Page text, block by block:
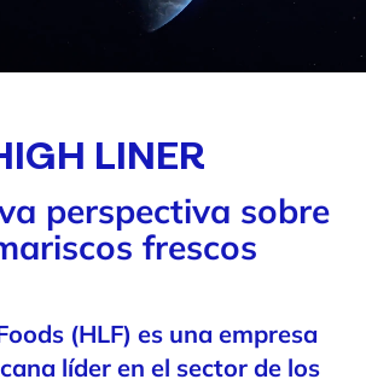
LINER
perspectiva sobre
frescos
(HLF) es una empresa
líder en el sector de los